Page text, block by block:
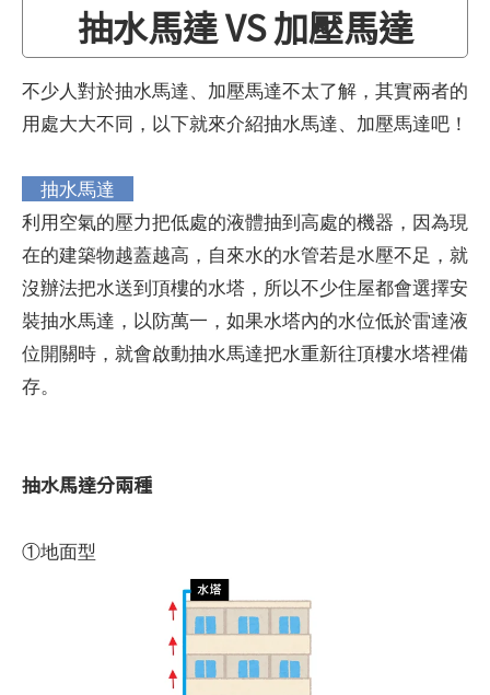
抽水馬達 VS 加壓馬達
不少人對於抽水馬達、加壓馬達不太了解，其實兩者的
用處大大不同，以下就來介紹抽水馬達、加壓馬達吧！
抽水馬達
利用空氣的壓力把低處的液體抽到高處的機器，因為現
在的建築物越蓋越高，自來水的水管若是水壓不足，就
沒辦法把水送到頂樓的水塔，所以不少住屋都會選擇安
裝抽水馬達，以防萬一，如果水塔內的水位低於雷達液
位開關時，就會啟動抽水馬達把水重新往頂樓水塔裡備
存。
抽水馬達分兩種
①地面型